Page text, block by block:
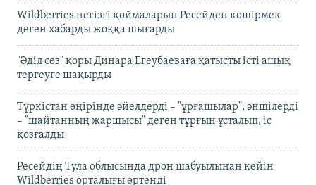
Wildberries негізгі қоймаларын Ресейден көшірмек
деген хабарды жоққа шығарды
"Әділ сөз" қоры Динара Егеубаеваға қатысты істі ашық
тергеуге шақырды
Түркістан өңірінде әйелдерді – "ұрғашылар", әншілерді
– "шайтанның жаршысы" деген тұрғын ұсталып, іс
қозғалды
Ресейдің Тула облысында дрон шабуылынан кейін
Wildberries орталығы өртенді